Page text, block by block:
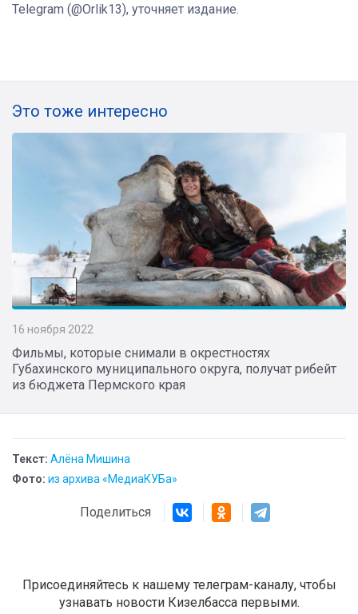
Telegram (@Orlik13), уточняет издание.
Это тоже интересно
16 ноября 2022
Фильмы, которые снимали в окрестностях
Губахинского муниципального округа, получат рибейт
из бюджета Пермского края
Текст: Алёна Мишина
Фото: из архива «МедиаКУБа»
Поделиться
Присоединяйтесь к нашему телеграм-каналу, чтобы
узнавать новости Кизелбасса первыми.